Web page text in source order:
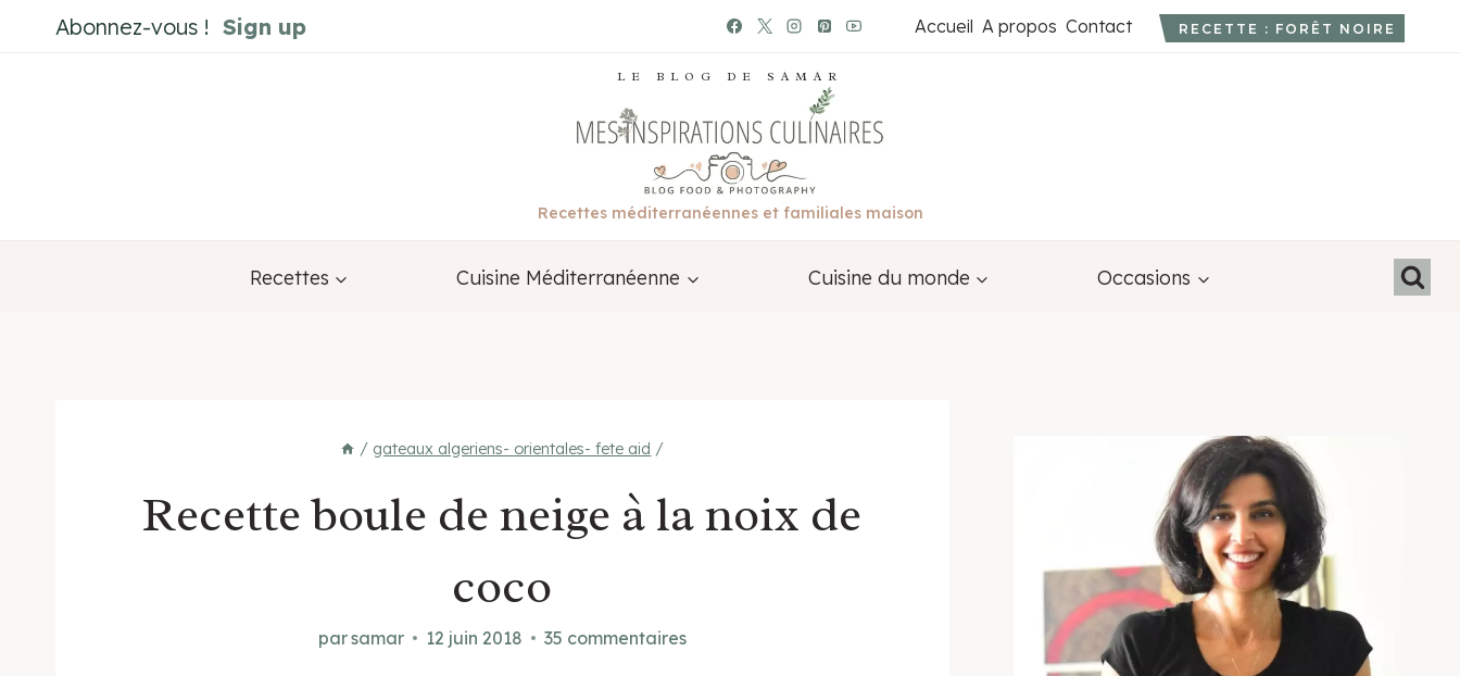
au
Abonnez-vous ! Sign up Accueil A propos Contact RECETTE : FORÊT NOIRE
LE BLOG DE SAMAR
Recettes méditerranéennes et familiales maison
Recettes Cuisine Méditerranéenne Cuisine du monde Occasions
/ gateaux algeriens- orientales- fete aid /
Recette boule de neige à la noix de
coco
parsamar 12 juin 2018 35 commentaires